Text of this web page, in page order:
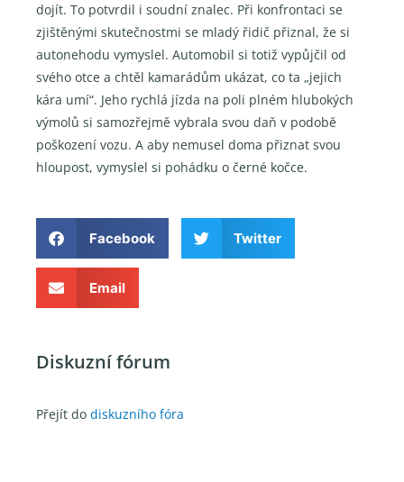
dojít. To potvrdil i soudní znalec. Při konfrontaci se
zjištěnými skutečnostmi se mladý řidič přiznal, že si
autonehodu vymyslel. Automobil si totiž vypůjčil od
svého otce a chtěl kamarádům ukázat, co ta „jejich
kára umí“. Jeho rychlá jízda na poli plném hlubokých
výmolů si samozřejmě vybrala svou daň v podobě
poškození vozu. A aby nemusel doma přiznat svou
hloupost, vymyslel si pohádku o černé kočce.
Facebook Twitter
Email
Diskuzní fórum
Přejít do diskuzního fóra